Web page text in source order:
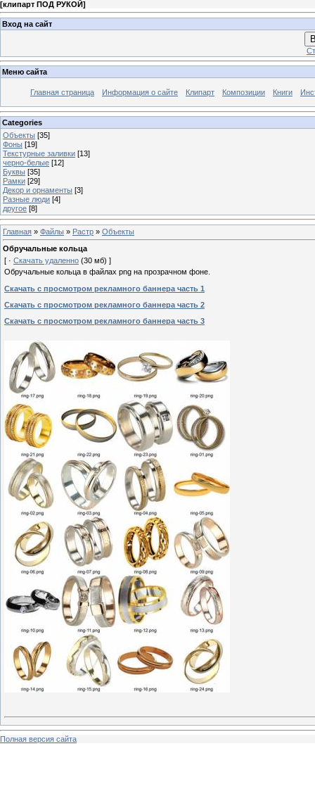
[клипарт ПОД РУКОЙ]
Вход на сайт
Меню сайта
Главная страница Информация о сайте Клипарт Композиции Книги
Categories
Объекты [35]
Фоны [19]
Текстурные заливки [13]
черно-белые [12]
Буквы [35]
Рамки [29]
Декор и орнаменты [3]
Разные люди [4]
другое [8]
Главная » Файлы » Растр » Объекты
Обручальные кольца
[ · Скачать удаленно (30 мб) ]
Обручальные кольца в файлах png на прозрачном фоне.
Скачать с просмотром рекламного баннера часть 1
Скачать с просмотром рекламного баннера часть 2
Скачать с просмотром рекламного баннера часть 3
Полная версия сайта